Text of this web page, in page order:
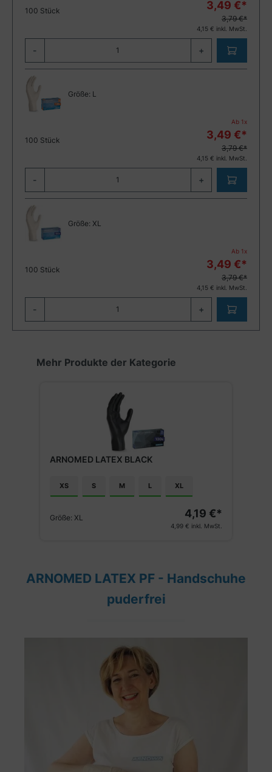
100 Stück 3,49 €*
3,79 €*
4,15 € inkl. MwSt.
- +
Größe: L
100 Stück
Ab 1 x
3,49 €*
3,79 €*
4,15 € inkl. MwSt.
- +
Größe: XL
100 Stück
Ab 1 x
3,49 €*
3,79 €*
4,15 € inkl. MwSt.
- +
Produktgalerie überspringen
Mehr Produkte der Kategorie
ARNOMED LATEX BLACK
XS S M L XL
Größe: XL 4,19 €*
4,99 € inkl. MwSt.
ARNOMED LATEX PF - Handschuhe
puderfrei